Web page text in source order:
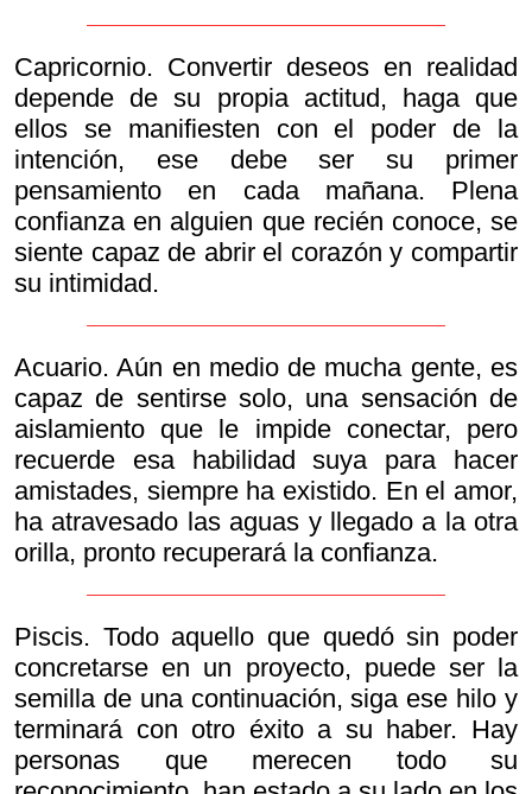
Capricornio. Convertir deseos en realidad
depende de su propia actitud, haga que
ellos se manifiesten con el poder de la
intención, ese debe ser su primer
pensamiento en cada mañana. Plena
confianza en alguien que recién conoce, se
siente capaz de abrir el corazón y compartir
su intimidad.
Acuario. Aún en medio de mucha gente, es
capaz de sentirse solo, una sensación de
aislamiento que le impide conectar, pero
recuerde esa habilidad suya para hacer
amistades, siempre ha existido. En el amor,
ha atravesado las aguas y llegado a la otra
orilla, pronto recuperará la confianza.
Piscis. Todo aquello que quedó sin poder
concretarse en un proyecto, puede ser la
semilla de una continuación, siga ese hilo y
terminará con otro éxito a su haber. Hay
personas que merecen todo su